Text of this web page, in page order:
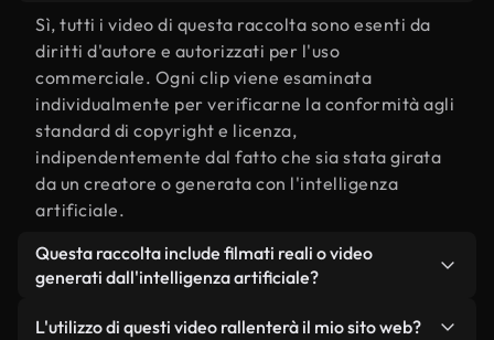
Sì, tutti i video di questa raccolta sono esenti da
diritti d'autore e autorizzati per l'uso
commerciale. Ogni clip viene esaminata
individualmente per verificarne la conformità agli
standard di copyright e licenza,
indipendentemente dal fatto che sia stata girata
da un creatore o generata con l'intelligenza
artificiale.
Questa raccolta include filmati reali o video
generati dall'intelligenza artificiale?
L'utilizzo di questi video rallenterà il mio sito web?